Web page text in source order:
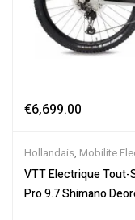
€6,699.00
Hollandais, Mobilite
Tout-Suspendus ,Vélo
Électriques
VTT Electrique Tout-
Pro 9.7 Shimano